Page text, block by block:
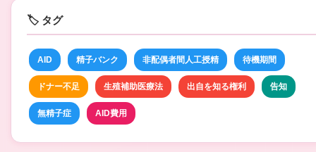
🏷️ タグ
AID 精子バンク 非配偶者間人工授精 待機期間
ドナー不足 生殖補助医療法 出自を知る権利 告知
無精子症 AID費用